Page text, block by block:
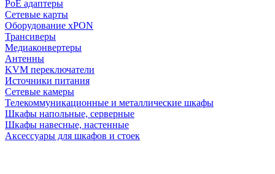
PoE адаптеры
Сетевые карты
Оборудование xPON
Трансиверы
Медиаконвертеры
Антенны
KVM переключатели
Источники питания
Сетевые камеры
Телекоммуникационные и металлические шкафы
Шкафы напольные, серверные
Шкафы навесные, настенные
Аксессуары для шкафов и стоек